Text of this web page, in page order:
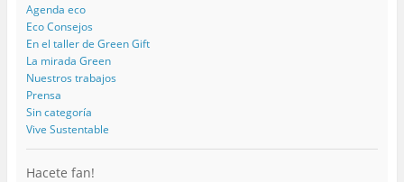
Agenda eco
Eco Consejos
En el taller de Green Gift
La mirada Green
Nuestros trabajos
Prensa
Sin categoría
Vive Sustentable
Hacete fan!